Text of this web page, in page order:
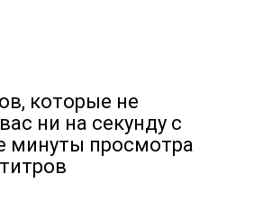
которые не
ни на секунду с
минуты просмотра